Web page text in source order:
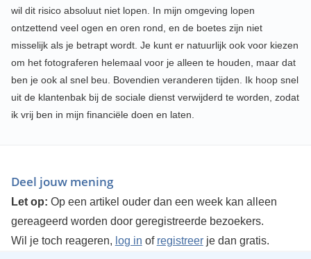
wil dit risico absoluut niet lopen. In mijn omgeving lopen
ontzettend veel ogen en oren rond, en de boetes zijn niet
misselijk als je betrapt wordt. Je kunt er natuurlijk ook voor kiezen
om het fotograferen helemaal voor je alleen te houden, maar dat
ben je ook al snel beu. Bovendien veranderen tijden. Ik hoop snel
uit de klantenbak bij de sociale dienst verwijderd te worden, zodat
ik vrij ben in mijn financiële doen en laten.
Deel jouw mening
Let op: Op een artikel ouder dan een week kan alleen
gereageerd worden door geregistreerde bezoekers.
Wil je toch reageren, log in of registreerje dan gratis.